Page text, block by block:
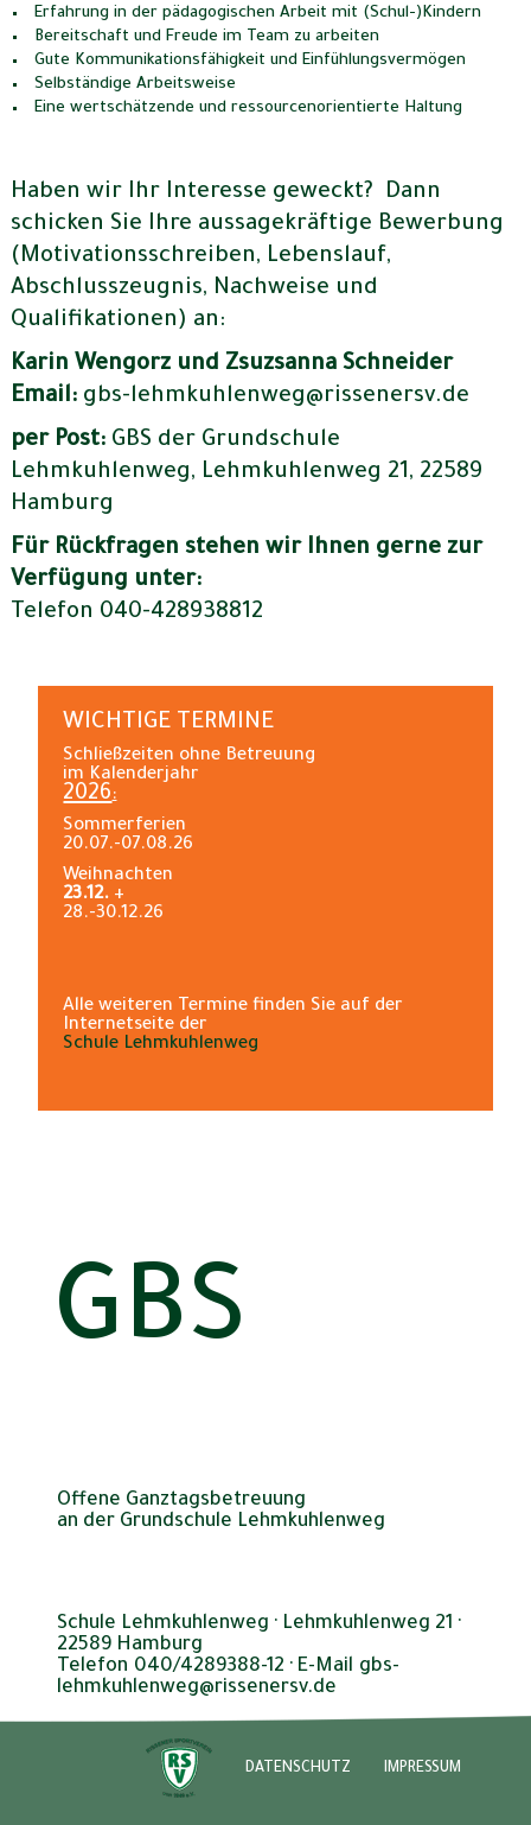
Erfahrung in der pädagogischen Arbeit mit (Schul-)Kindern
Bereitschaft und Freude im Team zu arbeiten
Gute Kommunikationsfähigkeit und Einfühlungsvermögen
Selbständige Arbeitsweise
Eine wertschätzende und ressourcenorientierte Haltung
Haben wir Ihr Interesse geweckt? Dann
schicken Sie Ihre aussagekräftige Bewerbung
(Motivationsschreiben, Lebenslauf,
Abschlusszeugnis, Nachweise und
Qualifikationen) an:
Karin Wengorz und Zsuzsanna Schneider
Email:gbs-lehmkuhlenweg@rissenersv.de
per Post: GBS der Grundschule
Lehmkuhlenweg, Lehmkuhlenweg 21, 22589
Hamburg
Für Rückfragen stehen wir Ihnen gerne zur
Verfügung unter:
Telefon 040-428938812
WICHTIGE TERMINE
Schließzeiten ohne Betreuung
im Kalenderjahr
2026:
Sommerferien
20.07.-07.08.26
Weihnachten
23.12. +
28.-30.12.26
Alle weiteren Termine finden Sie auf der
Internetseite der
Schule Lehmkuhlenweg
GBS
Offene Ganztagsbetreuung
an der Grundschule Lehmkuhlenweg
Schule Lehmkuhlenweg · Lehmkuhlenweg 21 ·
22589 Hamburg
Telefon 040/4289388-12 · E-Mail gbs-
lehmkuhlenweg@rissenersv.de
IMPRESSUM
DATENSCHUTZ